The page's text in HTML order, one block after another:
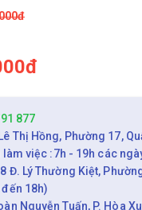
877
Thị Hồng, Phường 17,
làm việc :7h - 19h các
Đ. Lý Thường Kiệt,
18h)
Nguyễn Tuấn, P. Hòa